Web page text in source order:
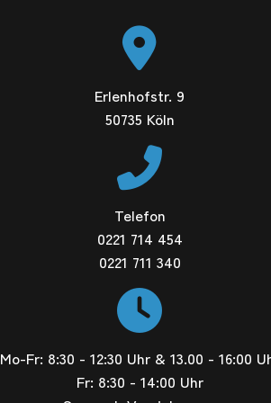
Erlenhofstr. 9
50735 Köln
Telefon
0221 714 454
0221 711 340
Mo-Fr: 8:30 - 12:30 Uhr & 13.00 - 16:00
Fr: 8:30 - 14:00 Uhr